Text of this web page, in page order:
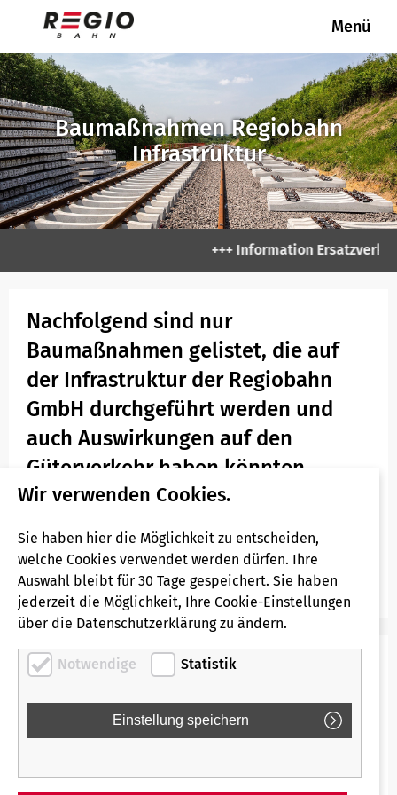
Menü
REGIOBAHN
Die Regiobahn
Verkehrsstationen
Strecke
Stellwerk
Park & Ride
Servicestation
SNB/NBS
Unternehmen
Hausordnung Stationen
Gesellschafter Regiobahn GmbH
Mitgliedschaften/ Partner
Stellenangebote Regiobahn GmbH
Baumaßnahmen Regiobahn
Infrastruktur
+++ Information
Nachfolgend sind nur
Baumaßnahmen gelistet, die auf
der Infrastruktur der Regiobahn
GmbH durchgeführt werden und
auch Auswirkungen auf den
Güterverkehr haben könnten.
Personenverkehr der Linie S 28 erhalten Sie unter
Informationen zum Betrieb
Baumaßnahmen Regiobahn
Infrastruktur
Wir verwenden Cookies.
Sie haben hier die Möglichkeit zu entscheiden,
welche Cookies verwendet werden dürfen. Ihre
Auswahl bleibt für 30 Tage gespeichert. Sie haben
jederzeit die Möglichkeit, Ihre Cookie-Einstellungen
über die Datenschutzerklärung zu ändern.
Notwendige Statistik